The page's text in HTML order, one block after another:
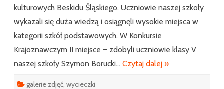
kulturowych Beskidu Śląskiego. Uczniowie naszej szkoły
wykazali się duża wiedzą i osiągnęli wysokie miejsca w
kategorii szkół podstawowych. W Konkursie
Krajoznawczym II miejsce – zdobyli uczniowie klasy V
naszej szkoły Szymon Borucki… Czytaj dalej »
galerie zdjęć wycieczki